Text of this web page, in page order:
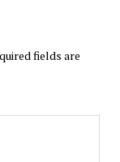
fields are